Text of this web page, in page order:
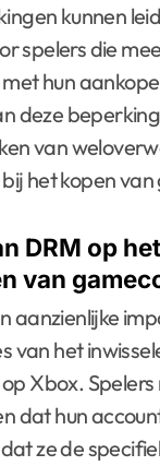
kunnen
spelers die
hun
deze
van
het kopen
DRM op het
van
aanzienlijke
van het
Xbox.
dat hun
ze de